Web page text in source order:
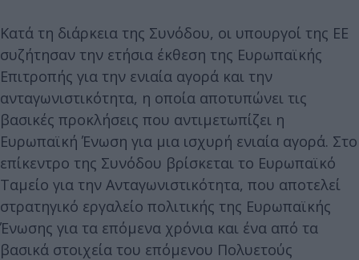
Κατά τη διάρκεια της Συνόδου, οι υπουργοί της ΕΕ
συζήτησαν την ετήσια έκθεση της Ευρωπαϊκής
Επιτροπής για την ενιαία αγορά και την
ανταγωνιστικότητα, η οποία αποτυπώνει τις
βασικές προκλήσεις που αντιμετωπίζει η
Ευρωπαϊκή Ένωση για μια ισχυρή ενιαία αγορά. Στο
επίκεντρο της Συνόδου βρίσκεται το Ευρωπαϊκό
Ταμείο για την Ανταγωνιστικότητα, που αποτελεί
στρατηγικό εργαλείο πολιτικής της Ευρωπαϊκής
Ένωσης για τα επόμενα χρόνια και ένα από τα
βασικά στοιχεία του επόμενου Πολυετούς